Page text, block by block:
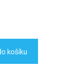
košíku